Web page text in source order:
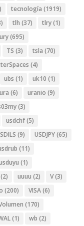
tecnología (1919)
tlh (37) tlry(1)
(695)
TS (3) tsla (70)
(4)
ubs (1) uk10 (1)
ura (6) uranio (9)
(3)
usdchf(5)
(9) USDJPY(65)
(11)
(1)
(2) uuuu (2) V(3)
(200) VISA(6)
(170)
(1) wb (2)